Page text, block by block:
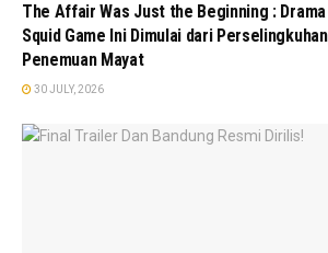
The Affair Was Just the Beginning :
Squid Game Ini Dimulai dari
Penemuan Mayat
30 JULY, 2026